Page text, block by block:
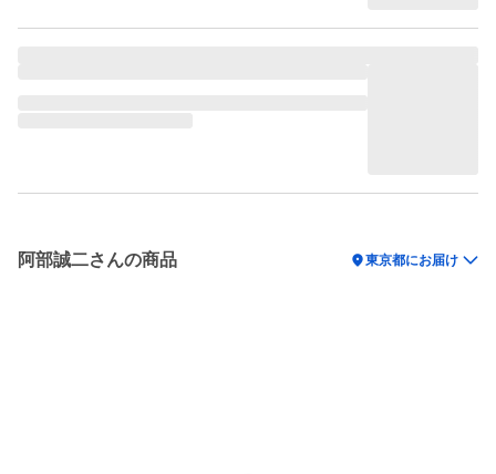
阿部誠二さんの商品 location_on東京都にお届け